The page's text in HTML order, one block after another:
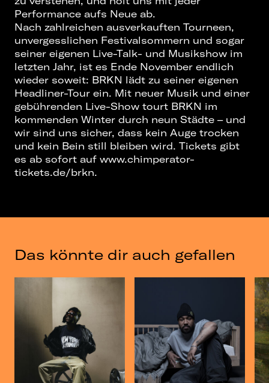
Performance aufs Neue ab.
Nach zahlreichen ausverkauften Tourneen,
unvergesslichen Festivalsommern und sogar
seiner eigenen Live-Talk- und Musikshow im
letzten Jahr, ist es Ende November endlich
wieder soweit: BRKN lädt zu seiner eigenen
Headliner-Tour ein. Mit neuer Musik und einer
gebührenden Live-Show tourt BRKN im
kommenden Winter durch neun Städte – und
wir sind uns sicher, dass kein Auge trocken
und kein Bein still bleiben wird. Tickets gibt
es ab sofort auf www.chimperator-
tickets.de/brkn.
Das könnte dir auch gefallen